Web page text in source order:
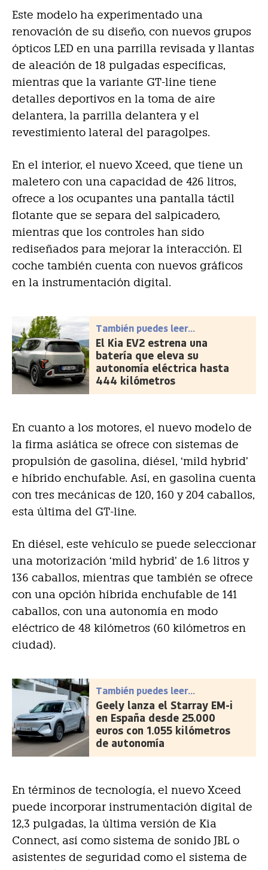
Este modelo ha experimentado una
renovación de su diseño, con nuevos grupos
ópticos LED en una parrilla revisada y llantas
de aleación de 18 pulgadas específicas,
mientras que la variante GT-line tiene
detalles deportivos en la toma de aire
delantera, la parrilla delantera y el
revestimiento lateral del paragolpes.
En el interior, el nuevo Xceed, que tiene un
maletero con una capacidad de 426 litros,
ofrece a los ocupantes una pantalla táctil
flotante que se separa del salpicadero,
mientras que los controles han sido
rediseñados para mejorar la interacción. El
coche también cuenta con nuevos gráficos
en la instrumentación digital.
También puedes leer...
El Kia EV2 estrena una
batería que eleva su
autonomía eléctrica hasta
444 kilómetros
En cuanto a los motores, el nuevo modelo de
la firma asiática se ofrece con sistemas de
propulsión de gasolina, diésel, ‘mild hybrid’
e híbrido enchufable. Así, en gasolina cuenta
con tres mecánicas de 120, 160 y 204 caballos,
esta última del GT-line.
En diésel, este vehículo se puede seleccionar
una motorización ‘mild hybrid’ de 1.6 litros y
136 caballos, mientras que también se ofrece
con una opción híbrida enchufable de 141
caballos, con una autonomía en modo
eléctrico de 48 kilómetros (60 kilómetros en
ciudad).
También puedes leer...
Geely lanza el Starray EM-i
en España desde 25.000
euros con 1.055 kilómetros
de autonomía
En términos de tecnología, el nuevo Xceed
puede incorporar instrumentación digital de
12,3 pulgadas, la última versión de Kia
Connect, así como sistema de sonido JBL o
asistentes de seguridad como el sistema de